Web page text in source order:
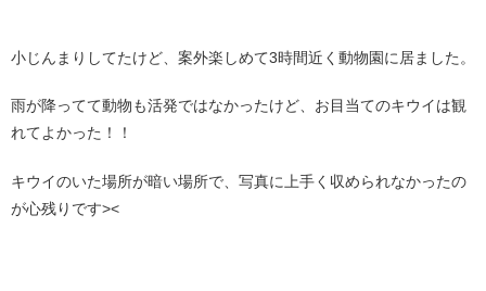
小じんまりしてたけど、案外楽しめて3時間近く動物園に居ました。
雨が降ってて動物も活発ではなかったけど、お目当てのキウイは観
れてよかった！！
キウイのいた場所が暗い場所で、写真に上手く収められなかったの
が心残りです><